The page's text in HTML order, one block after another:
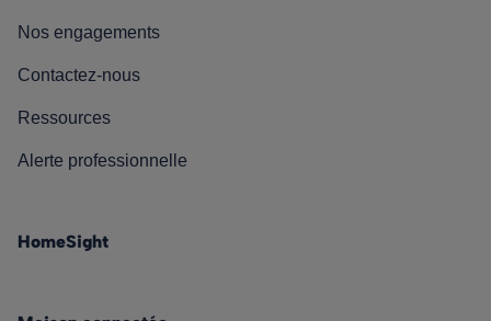
Nos engagements
Contactez-nous
Ressources
Alerte professionnelle
HomeSight